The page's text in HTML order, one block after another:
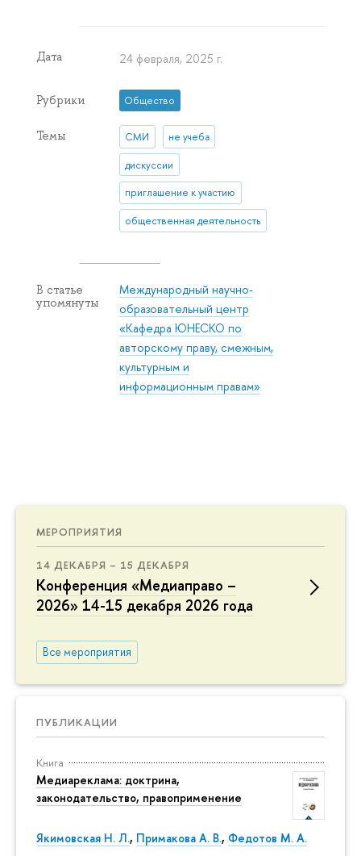
МЕРОПРИЯТИЯ
14 ДЕКАБРЯ – 15 ДЕКАБРЯ
Конференция «Медиаправо –
2026» 14-15 декабря 2026 года
Все мероприятия
ПУБЛИКАЦИИ
Книга
Медиареклама: доктрина,
законодательство, правоприменение
Якимовская Н. Л., Примакова А. В., Федотов М. А.
Дата 24 февраля, 2025 г.
Рубрики Общество
Темы СМИ не учеба
дискуссии
приглашение к участию
общественная деятельность
В статье
упомянуты
Международный научно-
образовательный центр
«Кафедра ЮНЕСКО по
авторскому праву, смежным,
культурным и
информационным правам»